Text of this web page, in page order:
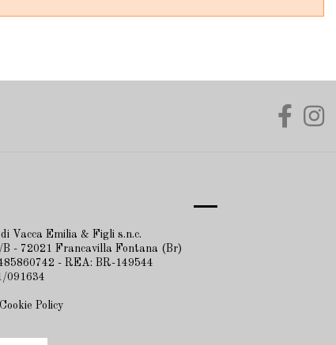
di Vacca Emilia & Figli s.n.c.
B - 72021 Francavilla Fontana (Br)
- REA: BR-149544
091634
Cookie Policy